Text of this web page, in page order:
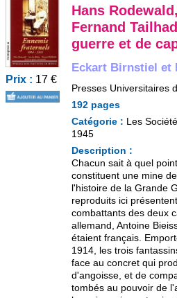
Prix : 17 €
Hans
Fernand
guerre et de
Eckart Birnstiel et
Presses Universitaires
192 pages
Catégorie : Les
1945
Description :
Chacun sait à quel
constituent une mine
l'histoire de la Grande
reproduits ici
combattants des deux
allemand, Antoine
étaient français.
1914, les trois
face au concret qui
d'angoisse, et de
tombés au pouvoir de